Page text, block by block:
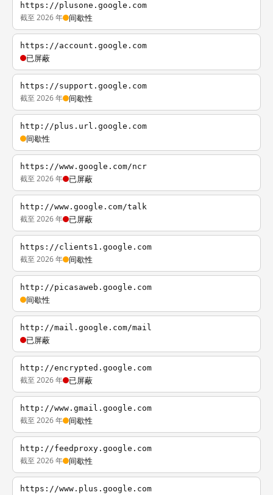
https://plusone.google.com
截至 2026 年 间歇性
https://account.google.com
已屏蔽
https://support.google.com
截至 2026 年 间歇性
http://plus.url.google.com
间歇性
https://www.google.com/ncr
截至 2026 年 已屏蔽
http://www.google.com/talk
截至 2026 年 已屏蔽
https://clients1.google.com
截至 2026 年 间歇性
http://picasaweb.google.com
间歇性
http://mail.google.com/mail
已屏蔽
http://encrypted.google.com
截至 2026 年 已屏蔽
http://www.gmail.google.com
截至 2026 年 间歇性
http://feedproxy.google.com
截至 2026 年 间歇性
https://www.plus.google.com